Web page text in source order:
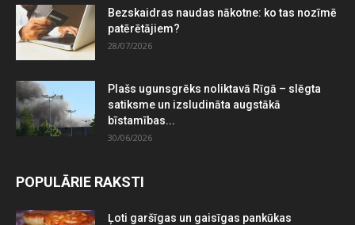
Bezskaidras naudas nākotne: ko tas nozīmē
patērētājiem?
28/07/2026
Plašs ugunsgrēks noliktavā Rīgā – slēgta
satiksme un izsludināta augstākā
bīstamības...
30/06/2026
POPULĀRIE RAKSTI
Ļoti garšīgas un gaisīgas pankūkas